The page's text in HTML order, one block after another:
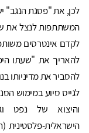
לכן, את "פסגת הנגב"
המשתתפות לנצל את
לקדם אינטרסים
להאריך את "שעתו
להסביר את מדיניותו
לגייס סיוע במימוש
והיצוא של נפט
הישראלית-פלסטינית